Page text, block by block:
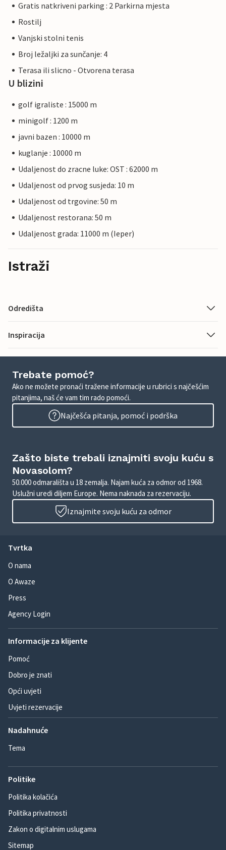
Gratis natkriveni parking : 2 Parkirna mjesta
Rostilj
Vanjski stolni tenis
Broj ležaljki za sunčanje: 4
Terasa ili slicno - Otvorena terasa
U blizini
golf igraliste : 15000 m
minigolf : 1200 m
javni bazen : 10000 m
kuglanje : 10000 m
Udaljenost do zracne luke: OST : 62000 m
Udaljenost od prvog susjeda: 10 m
Udaljenost od trgovine: 50 m
Udaljenost restorana: 50 m
Udaljenost grada: 11000 m (Ieper)
Istraži
Odredišta
Inspiracija
Trebate pomoć?
Ako ne možete pronaći tražene informacije u rubrici s najčešćim
pitanjima, naš će vam tim rado pomoći.
Najčešća pitanja, pomoć i podrška
Zašto biste trebali iznajmiti svoju kuću s
Novasolom?
50.000 odmarališta u 18 zemalja. Najam kuća za odmor od 1968.
Uslužni uredi diljem Europe. Nema naknada za rezervaciju.
Iznajmite svoju kuću za odmor
Tvrtka
O nama
O Awaze
Press
Agency Login
Informacije za klijente
Pomoć
Dobro je znati
Opći uvjeti
Uvjeti rezervacije
Nadahnuće
Tema
Politike
Politika kolačića
Politika privatnosti
Zakon o digitalnim uslugama
Sitemap